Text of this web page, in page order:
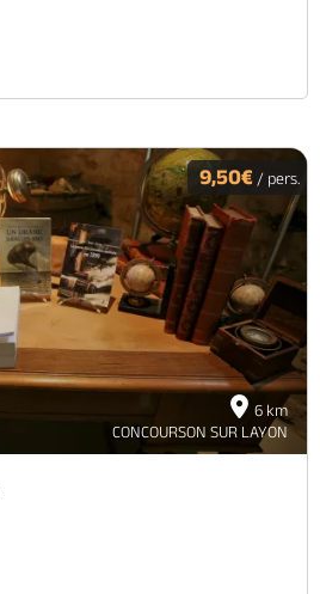
6 km
CONCOURSON SUR LAYON
9,50€ / pers.